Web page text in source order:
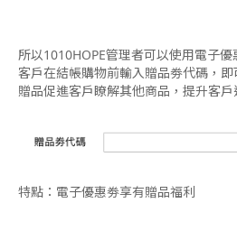
所以1010HOPE管理者可以使用電子
客戶在結帳購物前輸入贈品劵代碼，
贈品促進客戶瞭解其他商品，提升客戶
特點：電子優惠劵享有贈品福利